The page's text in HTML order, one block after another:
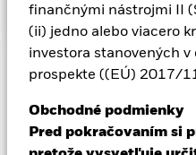
finančnými nástrojmi II
(ii) jedno alebo viacero
investora stanovených
prospekte ((EÚ) 2017/
Obchodné podmienky
Pred pokračovaním si
Dôležitá informácia:
Investori nesmú získať späť